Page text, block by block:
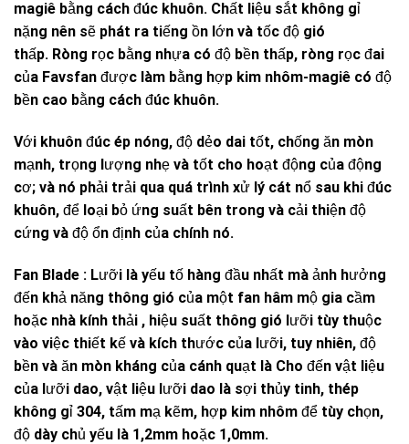
magiê bằng cách đúc khuôn. Chất liệu sắt không gỉ
nặng nên sẽ phát ra tiếng ồn lớn và tốc độ gió
thấp. Ròng rọc bằng nhựa có độ bền thấp, ròng rọc đai
của Favsfan được làm bằng hợp kim nhôm-magiê có độ
bền cao bằng cách đúc khuôn.
Với khuôn đúc ép nóng, độ dẻo dai tốt, chống ăn mòn
mạnh, trọng lượng nhẹ và tốt cho hoạt động của động
cơ; và nó phải trải qua quá trình xử lý cát nổ sau khi đúc
khuôn, để loại bỏ ứng suất bên trong và cải thiện độ
cứng và độ ổn định của chính nó.
Fan Blade : Lưỡi là yếu tố hàng đầu nhất mà ảnh hưởng
đến khả năng thông gió của một fan hâm mộ gia cầm
hoặc nhà kính thải , hiệu suất thông gió lưỡi tùy thuộc
vào việc thiết kế và kích thước của lưỡi, tuy nhiên, độ
bền và ăn mòn kháng của cánh quạt là Cho đến vật liệu
của lưỡi dao, vật liệu lưỡi dao là sợi thủy tinh, thép
không gỉ 304, tấm mạ kẽm, hợp kim nhôm để tùy chọn,
độ dày chủ yếu là 1,2mm hoặc 1,0mm.